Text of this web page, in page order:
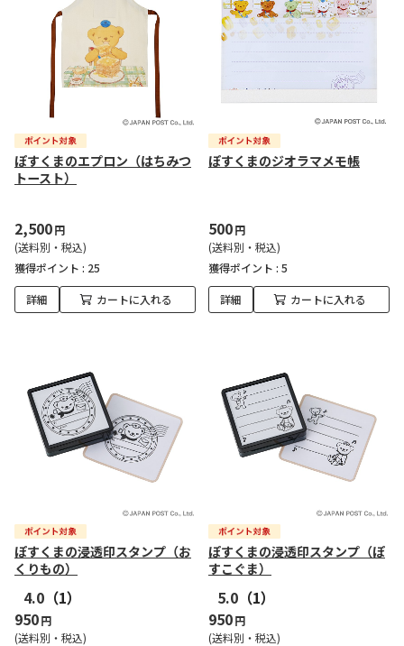
ぽすくまのエプロン（はちみつ
トースト）
2,500円
(送料別・税込)
獲得ポイント : 25
詳細 カートに入れる
ぽすくまのジオラマメモ帳
500円
(送料別・税込)
獲得ポイント : 5
詳細 カートに入れる
ぽすくまの浸透印スタンプ（お
くりもの）
4.0 （1）
950円
(送料別・税込)
ぽすくまの浸透印スタンプ（ぽ
すこぐま）
5.0 （1）
950円
(送料別・税込)